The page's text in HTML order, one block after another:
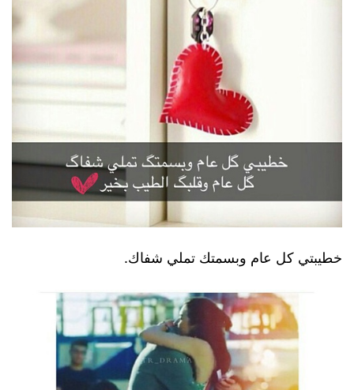
خطيبتي كل عام وبسمتك تملي شفاك.